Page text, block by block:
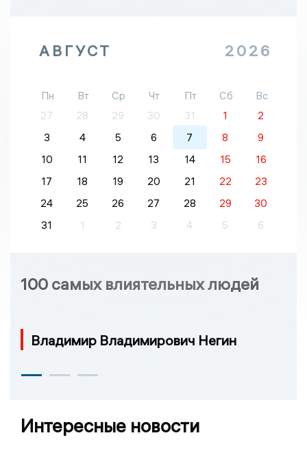
АВГУСТ 2026
Пн Вт Ср Чт Пт Сб
Вс
27
28 29 30 31 1
2
3
4 5 6 7 8
9
10
11 12 13 14 15
16
17
18 19 20 21 22
23
24
25 26 27 28 29
30
31
1 2 3 4 5 6
100 самых влиятельных людей
Владимир Владимирович Негин
Интересные новости